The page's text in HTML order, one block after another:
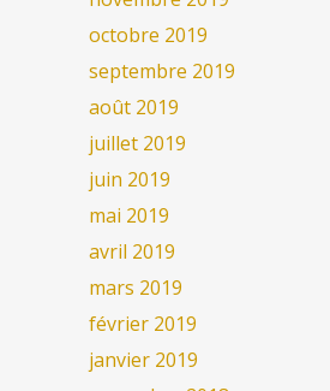
octobre 2019
septembre 2019
août 2019
juillet 2019
juin 2019
mai 2019
avril 2019
mars 2019
février 2019
janvier 2019